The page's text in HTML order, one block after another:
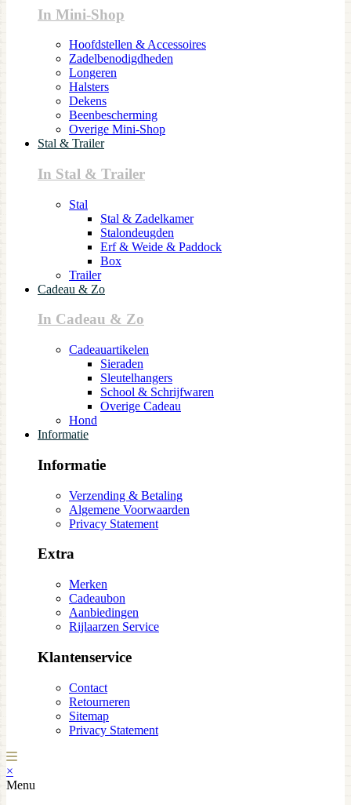
In Mini-Shop
Hoofdstellen & Accessoires
Zadelbenodigdheden
Longeren
Halsters
Dekens
Beenbescherming
Overige Mini-Shop
Stal & Trailer
In Stal & Trailer
Stal
Stal & Zadelkamer
Stalondeugden
Erf & Weide & Paddock
Box
Trailer
Cadeau & Zo
In Cadeau & Zo
Cadeauartikelen
Sieraden
Sleutelhangers
School & Schrijfwaren
Overige Cadeau
Hond
Informatie
Informatie
Verzending & Betaling
Algemene Voorwaarden
Privacy Statement
Extra
Merken
Cadeaubon
Aanbiedingen
Rijlaarzen Service
Klantenservice
Contact
Retourneren
Sitemap
Privacy Statement
×
Menu